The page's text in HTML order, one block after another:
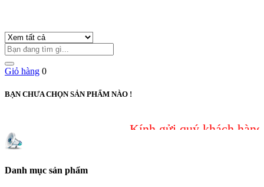
Giỏ hàng 0
BẠN CHƯA CHỌN SẢN PHẨM NÀO !
Kính gửi quý khách hàng,
Danh mục sản phẩm